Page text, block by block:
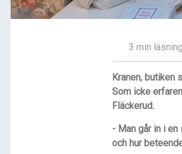
3 min läsning
Kranen, butiken
Som icke
Fläckerud.
- Man går in i
och hur